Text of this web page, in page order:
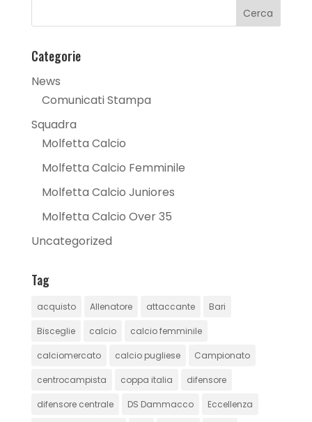
Categorie
News
Comunicati Stampa
Squadra
Molfetta Calcio
Molfetta Calcio Femminile
Molfetta Calcio Juniores
Molfetta Calcio Over 35
Uncategorized
Tag
acquisto Allenatore attaccante Bari
Bisceglie calcio calcio femminile
calciomercato calcio pugliese Campionato
centrocampista coppa italia difensore
difensore centrale DS Dammacco Eccellenza